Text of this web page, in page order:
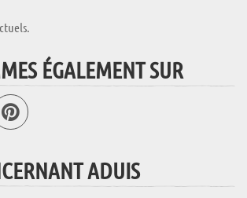
ÉGALEMENT SUR
ADUIS